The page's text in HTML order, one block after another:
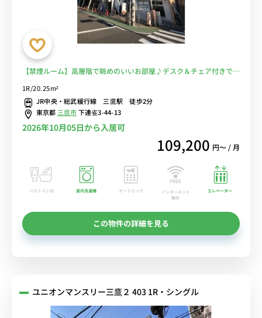
【禁煙ルーム】高層階で眺めのいいお部屋♪デスク＆チェア付きでテ
総武線「三鷹駅」徒歩2分/東京・新宿まで乗換なしでアクセス/三鷹
の森ジブリ美術館もすぐ近く■選べるWi-Fi格安レンタル中！
1R/20.25m²
JR中央・総武緩行線 三鷹駅 徒歩2分
東京都 三鷹市下連雀3-44-13
2026年10月05日から入居可
109,200 円〜 / 月
バストイレ別 室内洗濯機 オートロック
インターネット
無料
エレベーター
この物件の詳細を見る
ユニオンマンスリー三鷹２ 403 1R・シングル